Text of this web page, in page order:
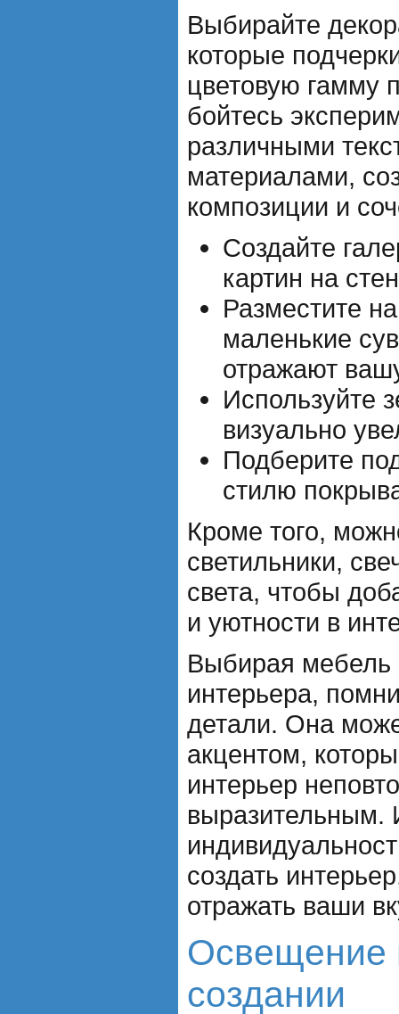
Выбирайте
которые
цветовую гамму
бойтесь
различными
материалами,
композиции и
Создайте
картин на
Разместите
маленькие
отражают
Используйте
визуально
Подберите
стилю
Кроме того,
светильники,
света, чтобы
и уютности в
Выбирая мебель
интерьера,
детали. Она
акцентом,
интерьер
выразительным.
создать
отражать ваши
Освещение
создании